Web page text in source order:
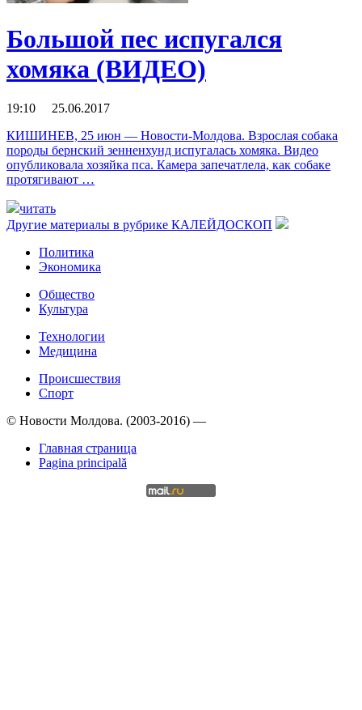
Большой пес испугался
хомяка (ВИДЕО)
19:10 25.06.2017
КИШИНЕВ, 25 июн — Новости-Молдова. Взрослая собака
породы бернский зенненхунд испугалась хомяка. Видео
опубликовала хозяйка пса. Камера запечатлела, как собаке
протягивают …
читать
Другие материалы в рубрике КАЛЕЙДОСКОП
Политика
Экономика
Общество
Культура
Технологии
Медицина
Происшествия
Спорт
© Новости Молдова. (2003-2016) —
Главная страница
Pagina principală